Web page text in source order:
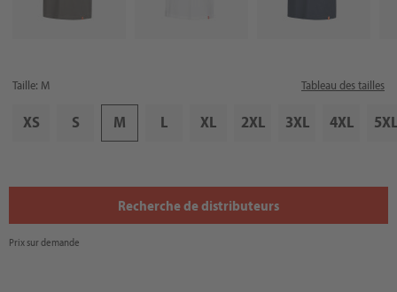
Taille: M Tableau des tailles
XS S M L XL 2XL 3XL 4XL 5XL
Recherche de distributeurs
Prix sur demande